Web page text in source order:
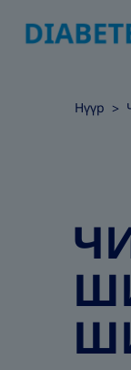
Нүүр